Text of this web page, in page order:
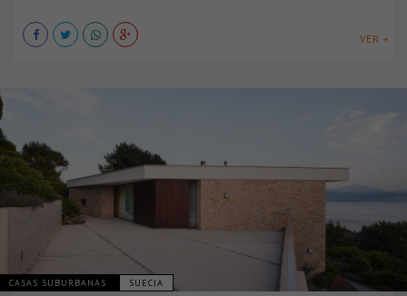
VER +
CASAS SUBURBANAS SUECIA